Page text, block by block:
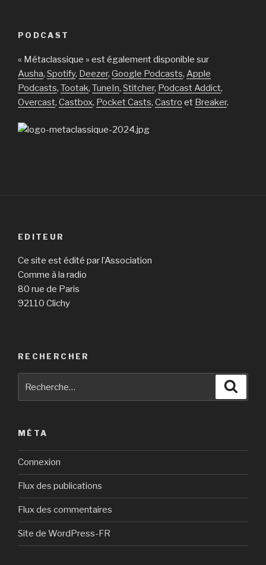
PODCAST
« Métaclassique » est également disponible sur
Ausha, Spotify, Deezer, Google Podcasts, Apple
Podcasts, Tootak, TuneIn, Stitcher, Podcast Addict,
Overcast, Castbox, Pocket Casts, Castro et Breaker.
EDITEUR
Ce site est édité par l’Association
Comme à la radio
80 rue de Paris
92110 Clichy
RECHERCHER
MÉTA
Connexion
Flux des publications
Flux des commentaires
Site de WordPress-FR